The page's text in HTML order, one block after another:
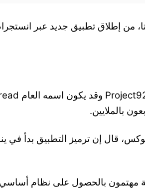
من إطلاق تطبيق جديد عبر
بالملايين.
قال إن ترميز التطبيق بدأ في
مهتمون بالحصول على نظام أساسي